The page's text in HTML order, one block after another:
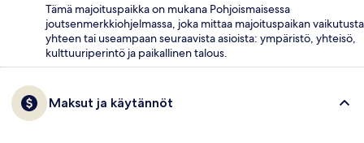
Tämä majoituspaikka on mukana Pohjoismaisessa
joutsenmerkkiohjelmassa, joka mittaa majoituspaikan vaikutusta
yhteen tai useampaan seuraavista asioista: ympäristö, yhteisö,
kulttuuriperintö ja paikallinen talous.
Maksut ja käytännöt